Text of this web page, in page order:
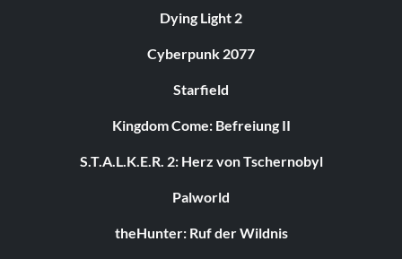
Dying Light 2
Cyberpunk 2077
Starfield
Kingdom Come: Befreiung II
S.T.A.L.K.E.R. 2: Herz von Tschernobyl
Palworld
theHunter: Ruf der Wildnis